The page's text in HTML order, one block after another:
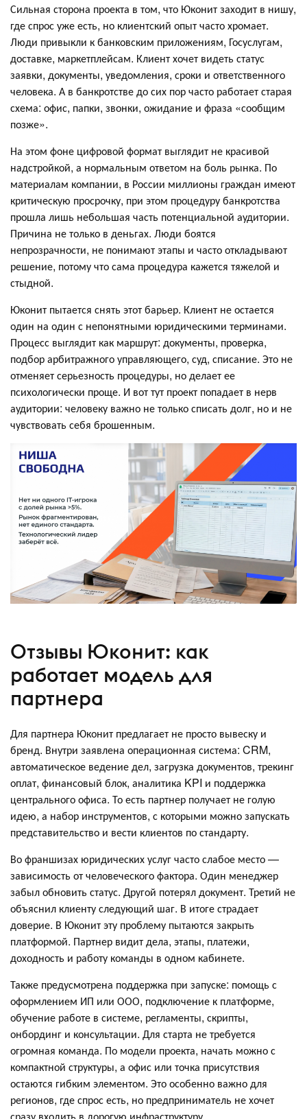
Сильная сторона проекта в том, что Юконит заходит в нишу,
где спрос уже есть, но клиентский опыт часто хромает.
Люди привыкли к банковским приложениям, Госуслугам,
доставке, маркетплейсам. Клиент хочет видеть статус
заявки, документы, уведомления, сроки и ответственного
человека. А в банкротстве до сих пор часто работает старая
схема: офис, папки, звонки, ожидание и фраза «сообщим
позже».
На этом фоне цифровой формат выглядит не красивой
надстройкой, а нормальным ответом на боль рынка. По
материалам компании, в России миллионы граждан имеют
критическую просрочку, при этом процедуру банкротства
прошла лишь небольшая часть потенциальной аудитории.
Причина не только в деньгах. Люди боятся
непрозрачности, не понимают этапы и часто откладывают
решение, потому что сама процедура кажется тяжелой и
стыдной.
Юконит пытается снять этот барьер. Клиент не остается
один на один с непонятными юридическими терминами.
Процесс выглядит как маршрут: документы, проверка,
подбор арбитражного управляющего, суд, списание. Это не
отменяет серьезность процедуры, но делает ее
психологически проще. И вот тут проект попадает в нерв
аудитории: человеку важно не только списать долг, но и не
чувствовать себя брошенным.
Отзывы Юконит: как
работает модель для
партнера
Для партнера Юконит предлагает не просто вывеску и
бренд. Внутри заявлена операционная система: CRM,
автоматическое ведение дел, загрузка документов, трекинг
оплат, финансовый блок, аналитика KPI и поддержка
центрального офиса. То есть партнер получает не голую
идею, а набор инструментов, с которыми можно запускать
представительство и вести клиентов по стандарту.
Во франшизах юридических услуг часто слабое место —
зависимость от человеческого фактора. Один менеджер
забыл обновить статус. Другой потерял документ. Третий не
объяснил клиенту следующий шаг. В итоге страдает
доверие. В Юконит эту проблему пытаются закрыть
платформой. Партнер видит дела, этапы, платежи,
доходность и работу команды в одном кабинете.
Также предусмотрена поддержка при запуске: помощь с
оформлением ИП или ООО, подключение к платформе,
обучение работе в системе, регламенты, скрипты,
онбординг и консультации. Для старта не требуется
огромная команда. По модели проекта, начать можно с
компактной структуры, а офис или точка присутствия
остаются гибким элементом. Это особенно важно для
регионов, где спрос есть, но предприниматель не хочет